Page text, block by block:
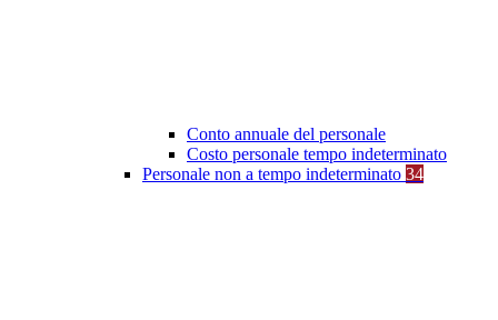
Conto annuale del personale
Costo personale tempo indeterminato
Personale non a tempo indeterminato 34